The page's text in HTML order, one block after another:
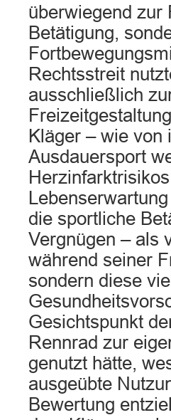
überwiegend zur
Betätigung,
Rechtsstreit
ausschließlich
Kläger – wie von
Ausdauersport
die sportliche
Vergnügen – als
während seiner
sondern diese
Gesichtspunkt
Rennrad zur
genutzt hätte,
ausgeübte
Bewertung